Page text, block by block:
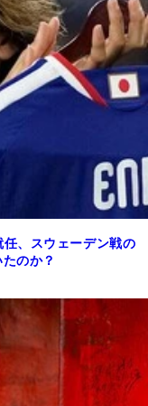
任、スウェーデン戦の
のか？